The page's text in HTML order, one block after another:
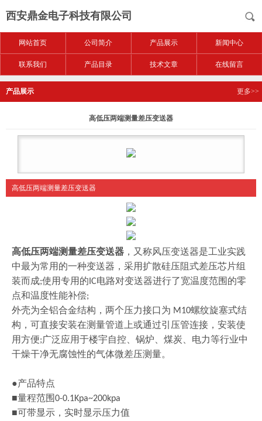
西安鼎金电子科技有限公司
网站首页 公司简介 产品展示 新闻中心
联系我们 产品目录 技术文章 在线留言
产品展示 更多>>
高低压两端测量差压变送器
高低压两端测量差压变送器
高低压两端测量差压变送器 ，又称风压变送器是工业实践
中最为常用的一种变送器，采用扩散硅压阻式差压芯片组
装而成;使用专用的 IC电路对变送器进行了宽温度范围的零
点和温度性能补偿;
外壳为全铝合金结构，两个压力接口为 M10螺纹旋塞式结
构，可直接安装在测量管道上或通过引压管连接，安装使
用方便;广泛应用于楼宇自控、锅炉、煤炭、电力等行业中
干燥干净无腐蚀性的气体微差压测量。
●产品特点
■量程范围0-0.1Kpa~200kpa
■可带显示，实时显示压力值